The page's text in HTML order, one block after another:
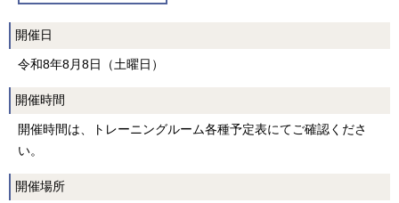
開催日
令和8年8月8日（土曜日）
開催時間
開催時間は、トレーニングルーム各種予定表にてご確認くださ
い。
開催場所